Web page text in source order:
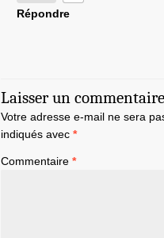
Répondre
Laisser un commentaire
Votre adresse e-mail ne sera
indiqués avec *
Commentaire *